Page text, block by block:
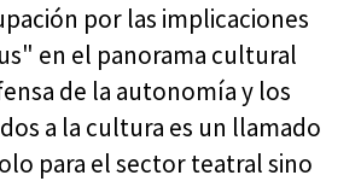
por las implicaciones
en el panorama cultural
de la autonomía y los
a la cultura es un llamado
para el sector teatral sino